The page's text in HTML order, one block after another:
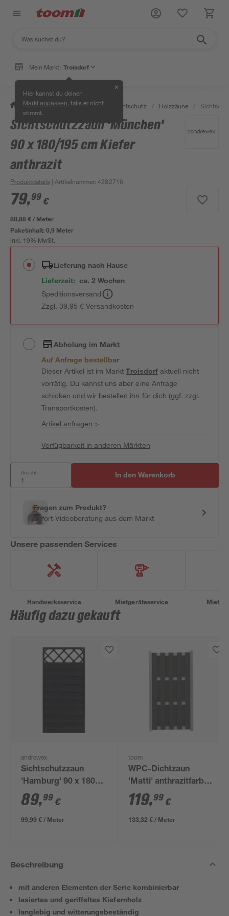
Mein Markt: Troisdorf
Hier kannst du deinen
Markt anpassen , falls er nicht
stimmt.
✕
/ Garten & Freizeit / Zäune & Sichtschutz / Holzzäune /
Sichtschutzzaun 'München'
90 x 180/195 cm Kiefer
anthrazit
Produktdetails | Artikelnummer:4282716
79,99 €
88,88 € / Meter
Paketinhalt:0,9 Meter
inkl. 19% MwSt.
Lieferung nach Hause
Lieferzeit: ca. 2 Wochen
Speditionsversand
Zzgl. 39,95 € Versandkosten
Abholung im Markt
Auf Anfrage bestellbar
Dieser Artikel ist im MarktTroisdorfaktuell nicht
vorrätig. Du kannst uns aber eine Anfrage
schicken und wir bestellen ihn für dich (ggf. zzgl.
Transportkosten).
Artikel anfragen >
Verfügbarkeit in anderen Märkten
Anzahl: In den Warenkorb
Fragen zum Produkt?
Sofort-Videoberatung aus dem Markt
Unsere passenden Services
Handwerksservice Mietgeräteservice
Häufig dazu gekauft
andrewex
Sichtschutzzaun
'Hamburg' 90 x 180
cm Kiefer anthrazit
89,99 €
99,99 € / Meter
toom
WPC-Dichtzaun
'Matti' anthrazitfarben
90 x 180 cm
119,99 €
133,32 € / Meter
Beschreibung
mit anderen Elementen der Serie kombinierbar
lasiertes und geriffeltes Kiefernholz
langlebig und witterungsbeständig